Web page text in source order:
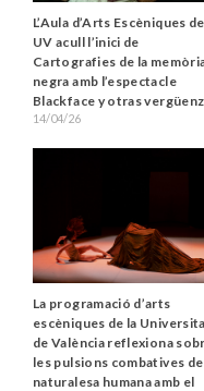
L’Aula d’Arts Escèniques
UV acull l’inici de
Cartografies de la
negra amb l’espectacle
Blackface y otras
14/04/26
La programació d’arts
escèniques de la
de València reflexiona
les pulsions combatives de
naturalesa humana amb el